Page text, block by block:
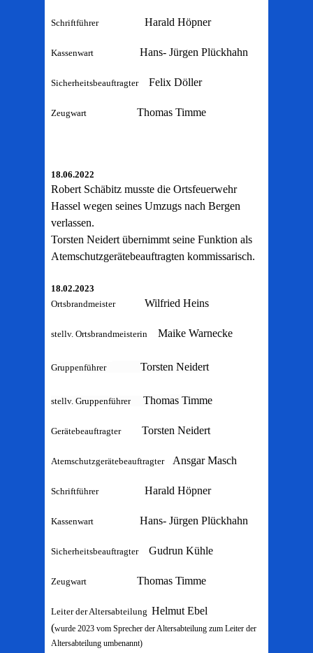
SchriftführerHarald Höpner
KassenwartHans- Jürgen Plückhahn
SicherheitsbeauftragterFelix Döller
ZeugwartThomas Timme
18.06.2022
Robert Schäbitz musste die Ortsfeuerwehr
Hassel wegen seines Umzugs nach Bergen
verlassen.
Torsten Neidert übernimmt seine Funktion als
Atemschutzgerätebeauftragten kommissarisch.
18.02.2023
Ortsbrandmeister Wilfried Heins
stellv. OrtsbrandmeisterinMaike Warnecke
Gruppenführer Torsten Neidert
stellv. Gruppenführer Thomas Timme
GerätebeauftragterTorsten Neidert
Atemschutzgerätebeauftragter Ansgar Masch
SchriftführerHarald Höpner
KassenwartHans- Jürgen Plückhahn
SicherheitsbeauftragterGudrun Kühle
ZeugwartThomas Timme
Leiter der AltersabteilungHelmut Ebel
(wurde 2023 vom Sprecher der Altersabteilung zum Leiter der
Altersabteilung umbenannt)